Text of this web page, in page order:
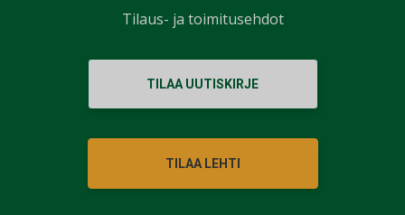
TILAA UUTISKIRJE
TILAA LEHTI
Tilaus- ja toimitusehdot